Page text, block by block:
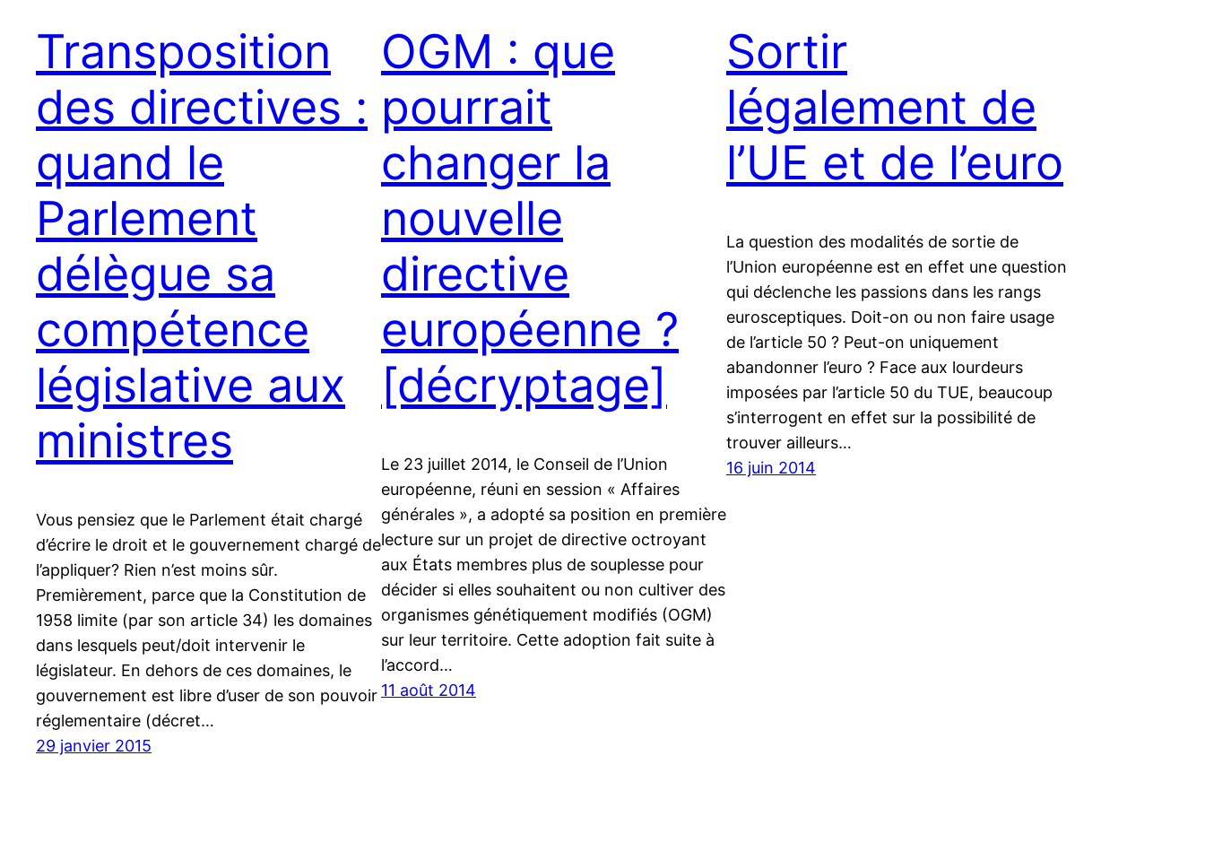
Transposition
des directives :
quand le
Parlement
délègue sa
compétence
législative aux
ministres
Vous pensiez que le Parlement était chargé
d’écrire le droit et le gouvernement chargé de
l’appliquer? Rien n’est moins sûr.
Premièrement, parce que la Constitution de
1958 limite (par son article 34) les domaines
dans lesquels peut/doit intervenir le
législateur. En dehors de ces domaines, le
gouvernement est libre d’user de son pouvoir
réglementaire (décret…
29 janvier 2015
OGM : que
pourrait
changer la
nouvelle
directive
européenne ?
[décryptage]
Le 23 juillet 2014, le Conseil de l’Union
européenne, réuni en session « Affaires
générales », a adopté sa position en première
lecture sur un projet de directive octroyant
aux États membres plus de souplesse pour
décider si elles souhaitent ou non cultiver des
organismes génétiquement modifiés (OGM)
sur leur territoire. Cette adoption fait suite à
l’accord…
11 août 2014
Sortir
légalement de
l’UE et de l’euro
La question des modalités de sortie de
l’Union européenne est en effet une question
qui déclenche les passions dans les rangs
eurosceptiques. Doit-on ou non faire usage
de l’article 50 ? Peut-on uniquement
abandonner l’euro ? Face aux lourdeurs
imposées par l’article 50 du TUE, beaucoup
s’interrogent en effet sur la possibilité de
trouver ailleurs…
16 juin 2014